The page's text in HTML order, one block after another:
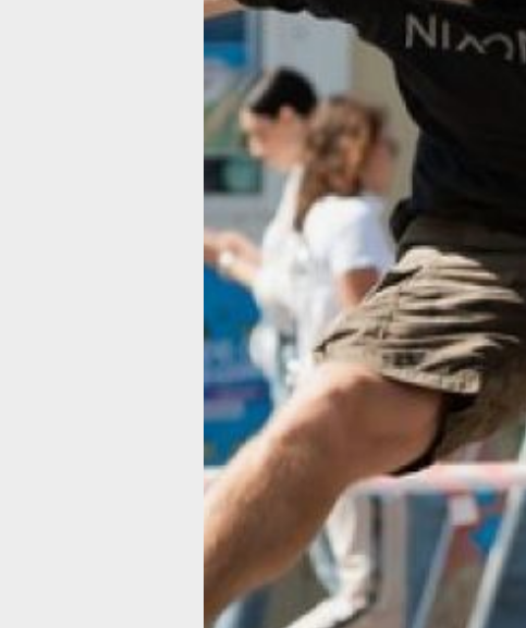
инициированной Президентом России
Владимиром Путиным
Фото:Ольга Цыкарева
В ближайшие выходные и на следующей
неделе Хабаровский край оживится
спортивными событиями. По информации
министерства спорта региона, любители
активного отдыха и спорта смогут
поучаствовать в разнообразных
спортивных активностях, включая
пробежки и тренировки.
В субботу,19 июля, для жителей и гостей
краевого центра проведут групповое
занятие йогой (0+). Мероприятие состоится
в 8:00 на набережной около арены
«Ерофей». Не забудьте взять с собой
коврик.
Также в субботу на набережной стадиона
имени Ленина, на баскетбольной
площадке напротив Легкоатлетического
манежа в Хабаровске пройдет бесплатная
тренировка (6+) под руководством
тренера по легкой атлетике Алексея
Киселева. Тренировка подходит
для спортсменов любого уровня. начало
в 10:00. В случае осадков занятие пройдет
в Легкоатлетическом манеже.
В Комсомольск-на-Амуре в субботу, 19
июля, состоится традиционная утренняя
«Чемпионская зарядка» (0+). Занятие